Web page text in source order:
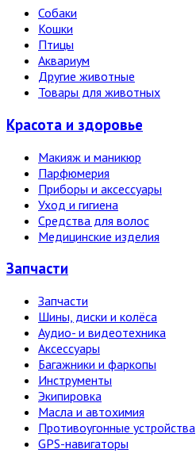
Собаки
Кошки
Птицы
Аквариум
Другие животные
Товары для животных
Красота и здоровье
Макияж и маникюр
Парфюмерия
Приборы и аксессуары
Уход и гигиена
Средства для волос
Медицинские изделия
Запчасти
Запчасти
Шины, диски и колёса
Аудио- и видеотехника
Аксессуары
Багажники и фаркопы
Инструменты
Экипировка
Масла и автохимия
Противоугонные устройства
GPS-навигаторы